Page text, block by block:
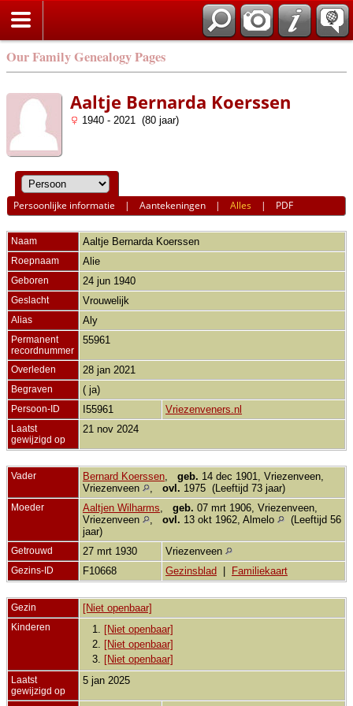
Our Family Genealogy Pages
Aaltje Bernarda Koerssen
1940 - 2021 (80 jaar)
Persoonlijke informatie |Aantekeningen |Alles | PDF
Naam Aaltje Bernarda Koerssen
Roepnaam Alie
Geboren 24 jun 1940
Geslacht Vrouwelijk
Alias Aly
Permanent
recordnummer
55961
Overleden 28 jan 2021
Begraven ( ja)
Persoon-ID I55961 Vriezenveners.nl
Laatst
gewijzigd op
21 nov 2024
Vader Bernard Koerssen geb. 14 dec 1901, Vriezenveen,
Vriezenveen
ovl. 1975 (Leeftijd 73 jaar)
Moeder Aaltjen Wilharms geb. 07 mrt 1906, Vriezenveen,
Vriezenveen
ovl. 13 okt 1962, Almelo
(Leeftijd 56
jaar)
Getrouwd 27 mrt 1930 Vriezenveen
Gezins-ID F10668 Gezinsblad Familiekaart
Gezin [Niet openbaar]
Kinderen 1.
[Niet openbaar]
2.
[Niet openbaar]
3.
[Niet openbaar]
Laatst
gewijzigd op
5 jan 2025